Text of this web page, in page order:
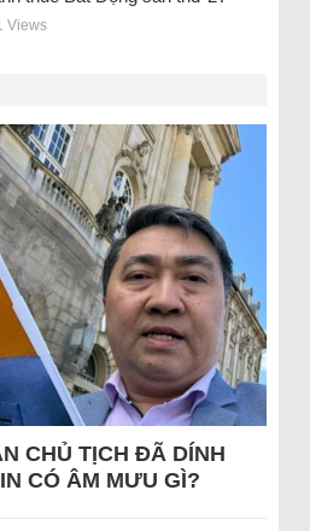
Views
CHỦ TỊCH ĐÃ DÍNH
CÓ ÂM MƯU GÌ?